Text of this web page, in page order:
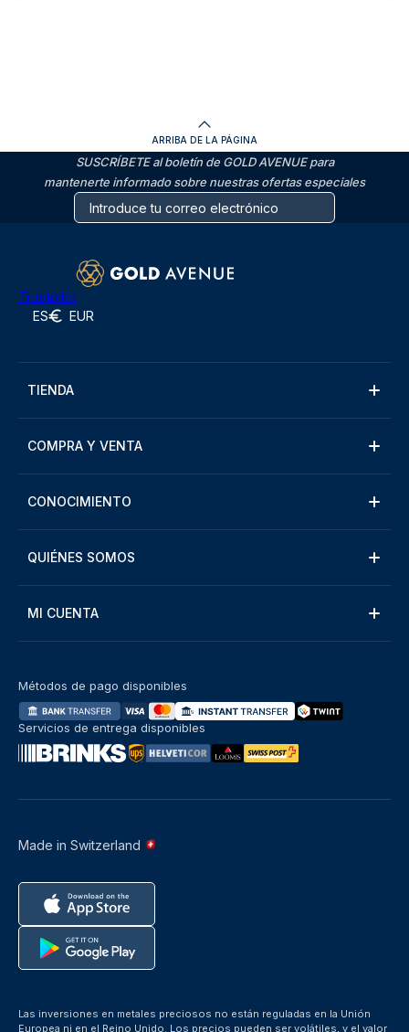
ARRIBA DE LA PÁGINA
SUSCRÍBETE al boletín de GOLD AVENUE para
mantenerte informado sobre nuestras ofertas especiales
Trustpilot
ES EUR
TIENDA
COMPRA Y VENTA
CONOCIMIENTO
QUIÉNES SOMOS
MI CUENTA
Made in Switzerland
Métodos de pago disponibles
Servicios de entrega disponibles
Las inversiones en metales preciosos no están reguladas en la Unión
Europea ni en el Reino Unido. Los precios pueden ser volátiles, y el valor